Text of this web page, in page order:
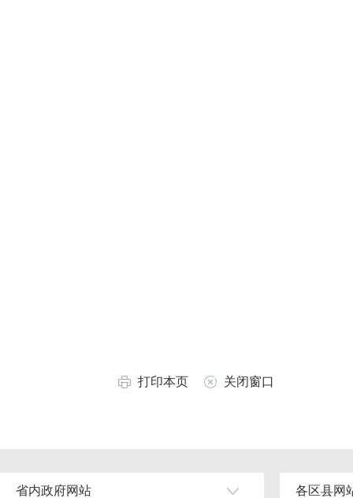
打印本页 关闭窗口
省内政府网站 各区县网